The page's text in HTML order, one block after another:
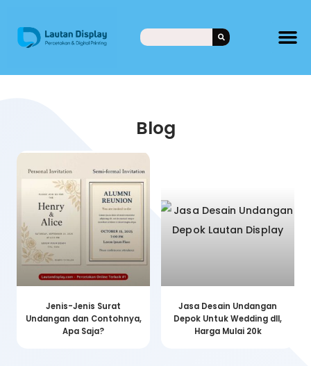
Blog
Jenis-Jenis Surat
Undangan dan Contohnya,
Apa Saja?
Jasa Desain Undangan
Depok Untuk Wedding dll,
Harga Mulai 20k